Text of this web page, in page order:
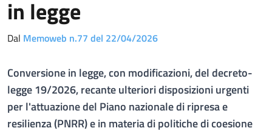
in legge
Dal Memoweb n.77 del 22/04/2026
Conversione in legge, con modificazioni, del decreto-
legge 19/2026, recante ulteriori disposizioni urgenti
per l'attuazione del Piano nazionale di ripresa e
resilienza (PNRR) e in materia di politiche di coesione